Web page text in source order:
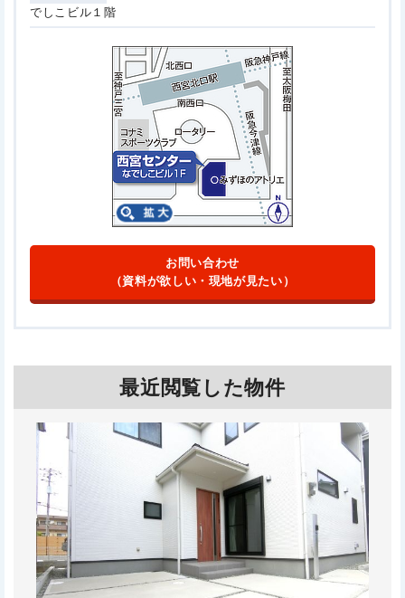
でしこビル１階
お問い合わせ
（資料が欲しい・現地が見たい）
最近閲覧した物件